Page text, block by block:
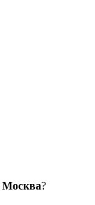
Москва?